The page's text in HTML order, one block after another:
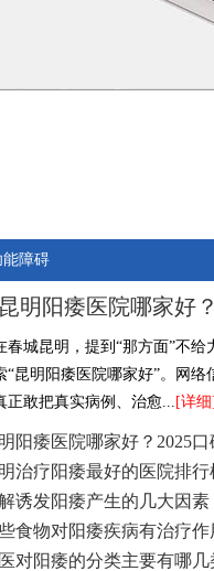
能障碍
昆明阳痿医院哪家好
春城昆明，提到“那方面”不
“昆明阳痿医院哪家好”。网
正敢把真实病例、治愈... [详
阳痿医院哪家好？2025口
治疗阳痿最好的医院排行
诱发阳痿产生的几大因素
食物对阳痿疾病有治疗作
对阳痿的分类主要有哪几